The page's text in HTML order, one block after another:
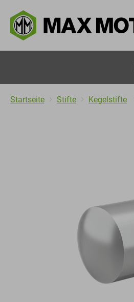
Startseite Stifte Kegelstifte